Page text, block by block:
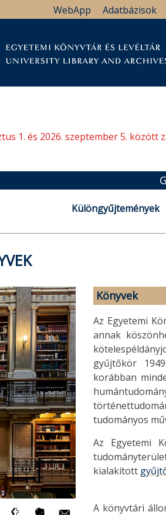
Adatbázisok
WebApp
1. és 2026. szeptember 5.
Különgyűjtemények
Könyvek
Az Egyetemi
annak
gyűjtőkör
korábban
tudományos
Az Egyetemi
kialakított
A könyvtári